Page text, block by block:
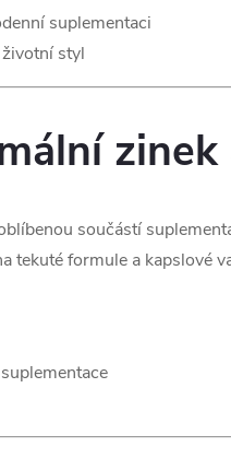
suplementaci
styl
součástí
tekuté formule a kapslové